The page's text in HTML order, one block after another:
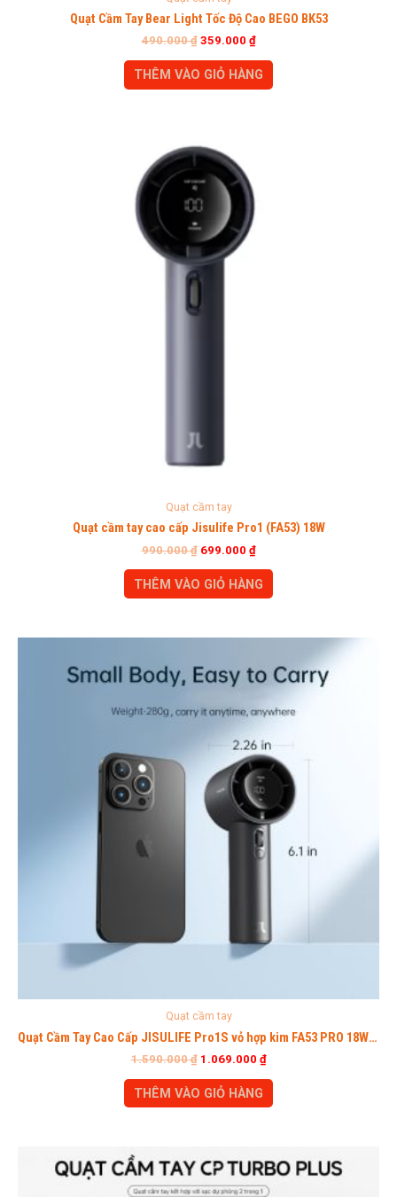
Quạt Cầm Tay Bear Light Tốc Độ Cao BEGO BK53
490.000₫ 359.000 ₫
THÊM VÀO GIỎ HÀNG
Quạt cầm tay
Quạt cầm tay cao cấp Jisulife Pro1 (FA53) 18W
990.000₫ 699.000 ₫
THÊM VÀO GIỎ HÀNG
Quạt cầm tay
Quạt Cầm Tay Cao Cấp JISULIFE Pro1S vỏ hợp kim FA53 PRO 18W- New Seri
1.590.000₫ 1.069.000 ₫
THÊM VÀO GIỎ HÀNG